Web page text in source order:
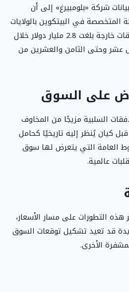
شركة «بلومبيرغ» إلى أن
المتخصصة في البيتكوين بالولايات
المتحدة سجلت صافي تدفقات خارجة بلغت 2.8 مليار دولار خلال
عشر وحتى الثامن والعشرين من
على السوق
السلبية مزيجًا من المخاوف
كيان يُنظر إليه تاريخيًا كحامل
العامة التي يتعرض لها سوق
عالمية.
هذه التطورات على مسار الأسعار،
قد تعيد تشكيل توقعات السوق
الأخرى.